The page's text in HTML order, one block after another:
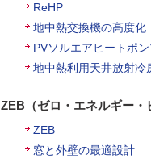
ReHP
地中熱交換機の高度化
PVソルエアヒートポ
地中熱利用天井放射冷
ZEB（ゼロ・エネルギー・
ZEB
窓と外壁の最適設計